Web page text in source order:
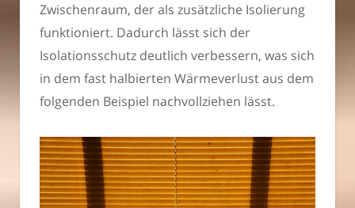
Zwischenraum, der als zusätzliche Isolierung
funktioniert. Dadurch lässt sich der
Isolationsschutz deutlich verbessern, was sich
in dem fast halbierten Wärmeverlust aus dem
folgenden Beispiel nachvollziehen lässt.